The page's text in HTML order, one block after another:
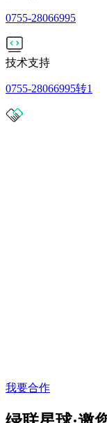
0755-28066995
技术支持
0755-28066995转1
我要合作